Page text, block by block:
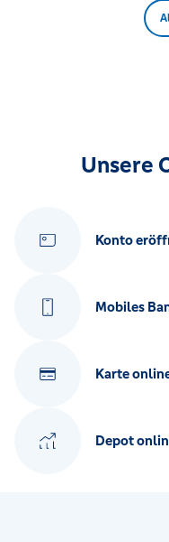
Unsere
Konto
Mobiles
Karte
Depot